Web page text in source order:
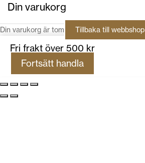
Din varukorg
Din varukorg är tom Tillbaka till webbshop
Fri frakt över 500 kr
Fortsätt handla